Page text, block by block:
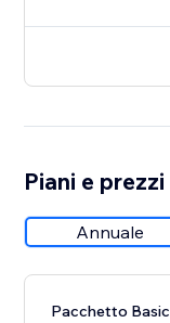
Piani e prezzi
Annuale
Pacchetto Basic